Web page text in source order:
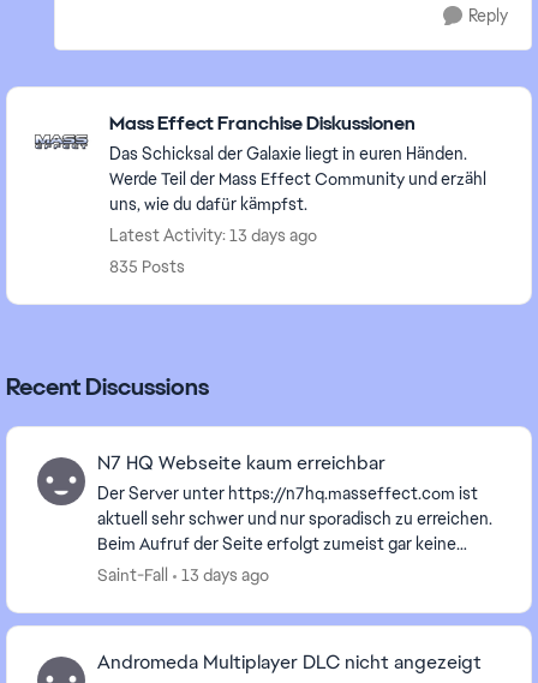
Reply
Featured Places
Mass Effect Franchise Diskussionen
Das Schicksal der Galaxie liegt in euren Händen.
Werde Teil der Mass Effect Community und erzähl
uns, wie du dafür kämpfst.
Latest Activity: 13 days ago
835 Posts
Recent Discussions
N7 HQ Webseite kaum erreichbar
Der Server unter https://n7hq.masseffect.com ist
aktuell sehr schwer und nur sporadisch zu erreichen.
Beim Aufruf der Seite erfolgt zumeist gar keine
Antwort von Serverseite und die Anfrage läuft in...
Saint-Fall 13 days ago
Andromeda Multiplayer DLC nicht angezeigt